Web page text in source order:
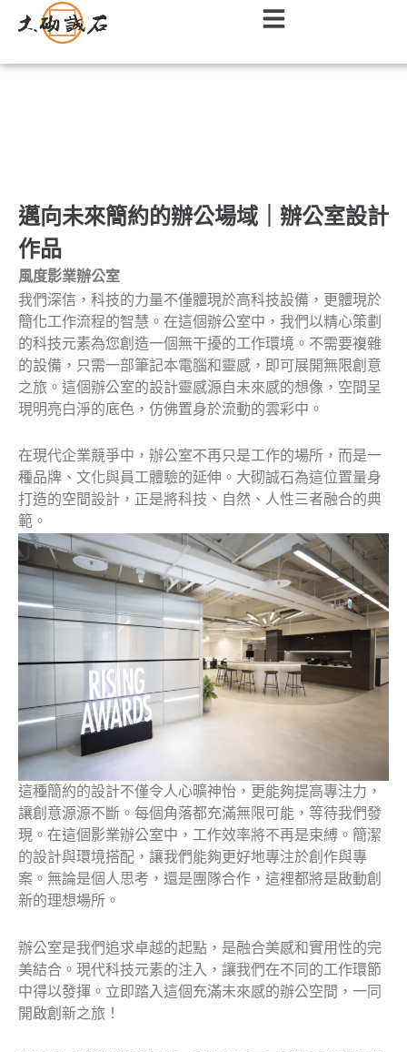
邁向未來簡約的辦公場域｜辦公室設計
作品
風度影業辦公室
我們深信，科技的力量不僅體現於高科技設備，更體現於
簡化工作流程的智慧。在這個辦公室中，我們以精心策劃
的科技元素為您創造一個無干擾的工作環境。不需要複雜
的設備，只需一部筆記本電腦和靈感，即可展開無限創意
之旅。這個辦公室的設計靈感源自未來感的想像，空間呈
現明亮白淨的底色，仿佛置身於流動的雲彩中。
在現代企業競爭中，辦公室不再只是工作的場所，而是一
種品牌、文化與員工體驗的延伸。大砌誠石為這位置量身
打造的空間設計，正是將科技、自然、人性三者融合的典
範。
這種簡約的設計不僅令人心曠神怡，更能夠提高專注力，
讓創意源源不斷。每個角落都充滿無限可能，等待我們發
現。在這個影業辦公室中，工作效率將不再是束縛。簡潔
的設計與環境搭配，讓我們能夠更好地專注於創作與專
案。無論是個人思考，還是團隊合作，這裡都將是啟動創
新的理想場所。
辦公室是我們追求卓越的起點，是融合美感和實用性的完
美結合。現代科技元素的注入，讓我們在不同的工作環節
中得以發揮。立即踏入這個充滿未來感的辦公空間，一同
開啟創新之旅！